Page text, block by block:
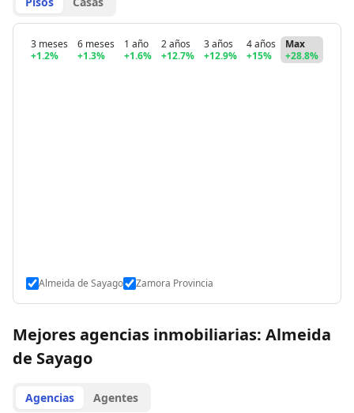
3 meses
+1.2%
6 meses
+1.3%
1 año
+1.6%
2 años
+12.7%
3 años
+12.9%
4 años
+15%
Max
+28.8%
Almeida de Sayago Zamora Provincia
Mejores agencias inmobiliarias: Almeida
de Sayago
Agencias Agentes